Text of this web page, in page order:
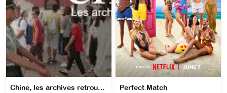
Chine, les archives retrouvées Perfect Match